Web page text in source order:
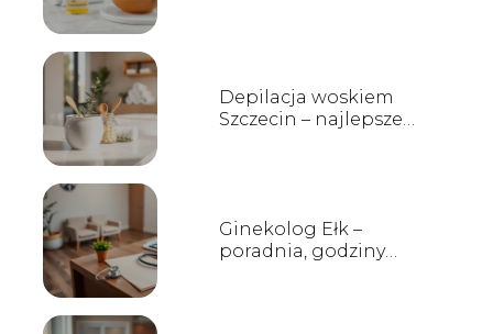
Depilacja woskiem
Szczecin – najlepsze
Ginekolog Ełk –
poradnia, godziny